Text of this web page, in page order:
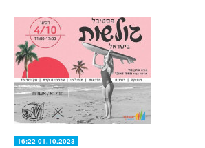
16:22 01.10.2023